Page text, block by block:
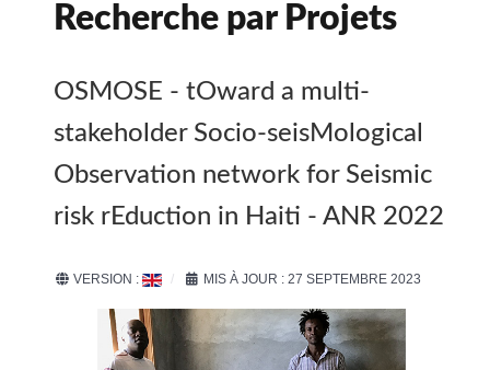
Recherche par Projets
OSMOSE - tOward a multi-
stakeholder Socio-seisMological
Observation network for Seismic
risk rEduction in Haiti - ANR 2022
VERSION : MIS À JOUR : 27 SEPTEMBRE 2023